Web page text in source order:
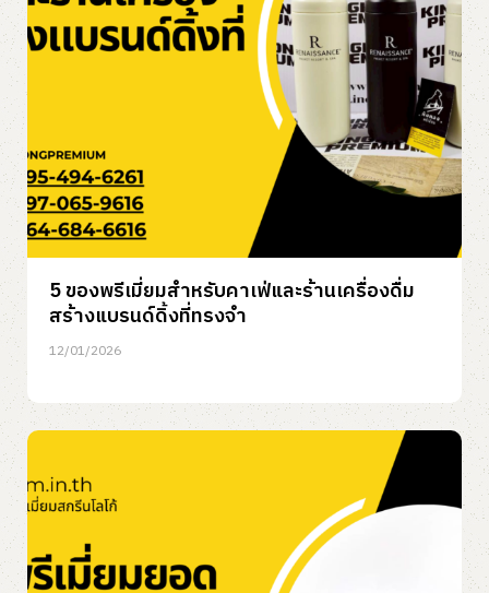
5 ของพรีเมี่ยมสำหรับคาเฟ่และร้านเครื่องดื่ม
สร้างแบรนด์ดิ้งที่ทรงจำ
12/01/2026